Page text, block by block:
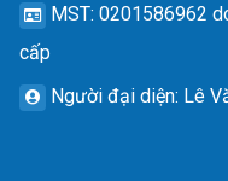
MST: 0201586962
cấp
Người đại diện: Lê